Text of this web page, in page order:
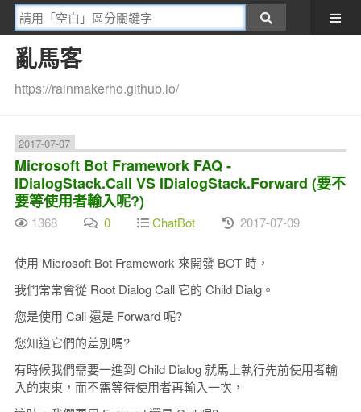
亂馬客
https://rainmakerho.github.io/
2017-07-07
Microsoft Bot Framework FAQ -
IDialogStack.Call VS IDialogStack.Forward (要不
要等使用者輸入呢?)
1368 0 ChatBot 2017-07-09
使用 Microsoft Bot Framework 來開發 BOT 時，
我們常常會從 Root Dialog Call 它的 Child Dialg。
您是使用 Call 還是 Forward 呢?
您知道它們的差別嗎?
有時候我們需要一進到 Child Dialog 就馬上執行先前使用者輸
入的東東，而不需等待使用者再輸入一次，